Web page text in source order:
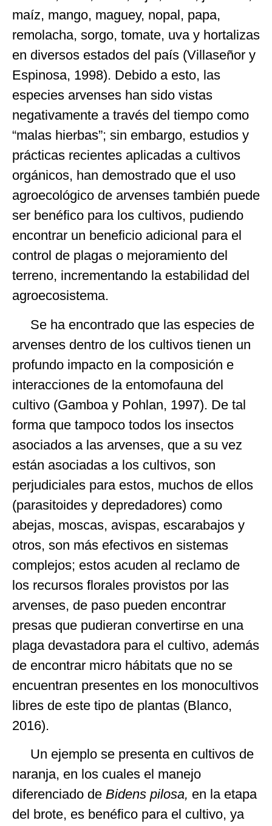
maíz, mango, maguey, nopal, papa,
remolacha, sorgo, tomate, uva y hortalizas
en diversos estados del país (Villaseñor y
Espinosa, 1998). Debido a esto, las
especies arvenses han sido vistas
negativamente a través del tiempo como
“malas hierbas”; sin embargo, estudios y
prácticas recientes aplicadas a cultivos
orgánicos, han demostrado que el uso
agroecológico de arvenses también puede
ser benéfico para los cultivos, pudiendo
encontrar un beneficio adicional para el
control de plagas o mejoramiento del
terreno, incrementando la estabilidad del
agroecosistema.
Se ha encontrado que las especies de
arvenses dentro de los cultivos tienen un
profundo impacto en la composición e
interacciones de la entomofauna del
cultivo (Gamboa y Pohlan, 1997). De tal
forma que tampoco todos los insectos
asociados a las arvenses, que a su vez
están asociadas a los cultivos, son
perjudiciales para estos, muchos de ellos
(parasitoides y depredadores) como
abejas, moscas, avispas, escarabajos y
otros, son más efectivos en sistemas
complejos; estos acuden al reclamo de
los recursos florales provistos por las
arvenses, de paso pueden encontrar
presas que pudieran convertirse en una
plaga devastadora para el cultivo, además
de encontrar micro hábitats que no se
encuentran presentes en los monocultivos
libres de este tipo de plantas (Blanco,
2016).
Un ejemplo se presenta en cultivos de
naranja, en los cuales el manejo
diferenciado de Bidens pilosa, en la etapa
del brote, es benéfico para el cultivo, ya